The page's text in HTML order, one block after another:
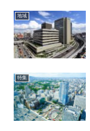
地域
特集